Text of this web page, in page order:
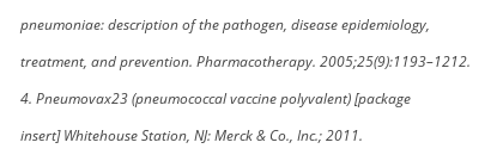
pneumoniae: description of the pathogen, disease epidemiology,
treatment, and prevention. Pharmacotherapy. 2005;25(9):1193–1212.
4. Pneumovax23 (pneumococcal vaccine polyvalent) [package
insert] Whitehouse Station, NJ: Merck & Co., Inc.; 2011.